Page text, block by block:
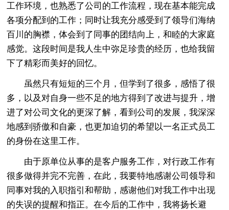
工作环境，也熟悉了公司的工作流程，现在基本能完成
各项分配到的工作；同时让我充分感受到了领导们海纳
百川的胸襟，体会到了同事的团结向上，和睦的大家庭
感觉。这段时间是我人生中弥足珍贵的经历，也给我留
下了精彩而美好的回忆。
虽然只有短短的三个月，但学到了很多，感悟了很
多，以及对自身一些不足的地方得到了改进与提升，增
进了对公司文化的更深了解，看到公司的发展，我深深
地感到骄傲和自豪，也更加迫切的希望以一名正式员工
的身份在这里工作。
由于原单位从事的是客户服务工作，对行政工作有
很多做得并完不完善，在此，我要特地感谢公司领导和
同事对我的入职指引和帮助，感谢他们对我工作中出现
的失误的提醒和指正。在今后的工作中，我将扬长避